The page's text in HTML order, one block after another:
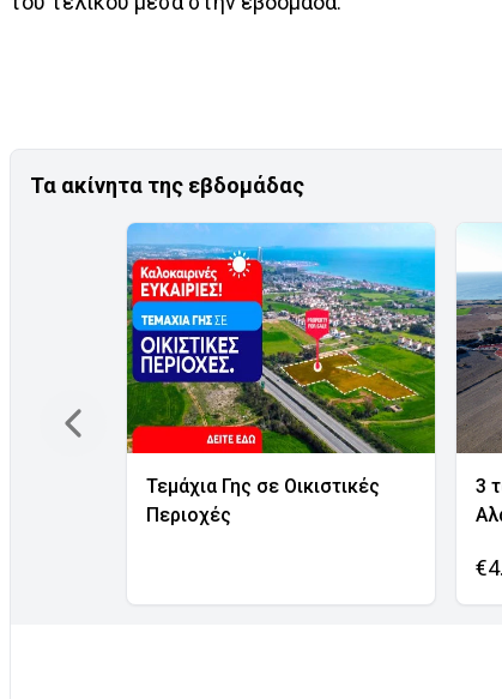
Τα ακίνητα της εβδομάδας
Τεμάχια Γης σε Οικιστικές
Περιοχές
3